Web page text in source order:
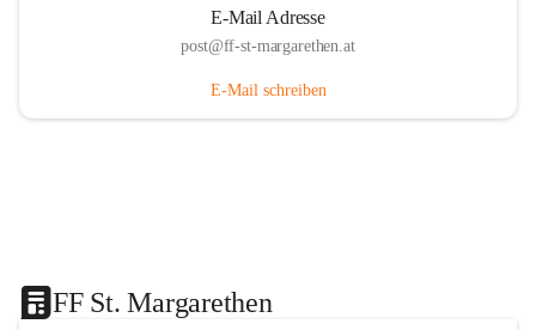
E-Mail Adresse
post@ff-st-margarethen.at
E-Mail schreiben
FF St. Margarethen